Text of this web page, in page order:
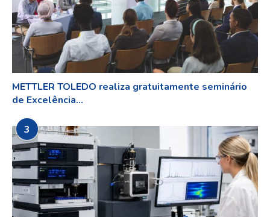
METTLER TOLEDO realiza gratuitamente seminário
de Excelência...
3